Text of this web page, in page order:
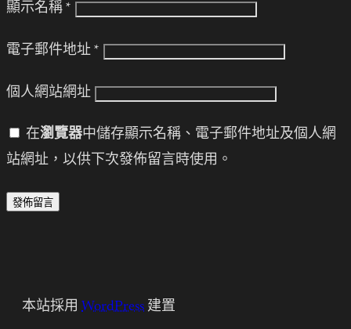
顯示名稱 *
電子郵件地址 *
個人網站網址
在瀏覽器中儲存顯示名稱、電子郵件地址及個人網
站網址，以供下次發佈留言時使用。
本站採用 WordPress 建置